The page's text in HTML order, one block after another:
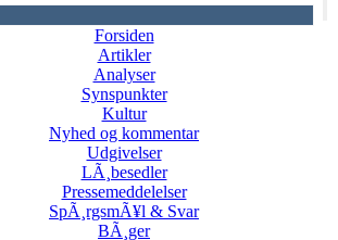
Forsiden
Artikler
Analyser
Synspunkter
Kultur
Nyhed og kommentar
Udgivelser
LÃ¸besedler
Pressemeddelelser
SpÃ¸rgsmÃ¥l & Svar
BÃ¸ger